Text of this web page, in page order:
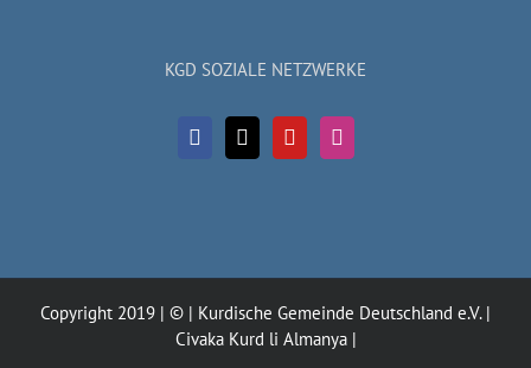
KGD SOZIALE NETZWERKE
Copyright 2019 | © | Kurdische Gemeinde Deutschland e.V. |
Civaka Kurd li Almanya |